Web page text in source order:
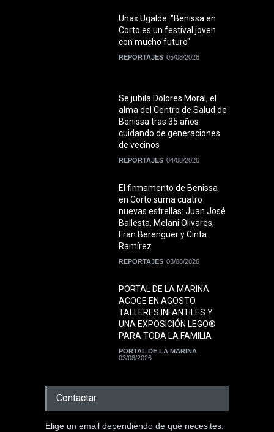
Unax Ugalde: "Benissa en
Corto es un festival joven
con mucho futuro"
REPORTAJES 05/08/2026
Se jubila Dolores Moral, el
alma del Centro de Salud de
Benissa tras 35 años
cuidando de generaciones
de vecinos
REPORTAJES 04/08/2026
El firmamento de Benissa
en Corto suma cuatro
nuevas estrellas: Juan José
Ballesta, Melani Olivares,
Fran Berenguer y Cinta
Ramírez
REPORTAJES 03/08/2026
PORTAL DE LA MARINA
ACOGE EN AGOSTO
TALLERES INFANTILES Y
UNA EXPOSICIÓN LEGO®
PARA TODA LA FAMILIA
PORTAL DE LA MARINA
03/08/2026
Contactar
Elige un email dependiendo de què necesites: